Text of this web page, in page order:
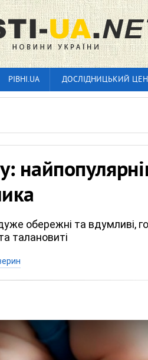
РІВНІ.UA ДОСЛІДНИЦЬКИЙ
обережні та вдумливі,
талановиті